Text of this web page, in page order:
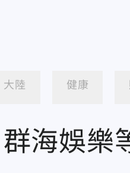
大陸 健康
海娛樂